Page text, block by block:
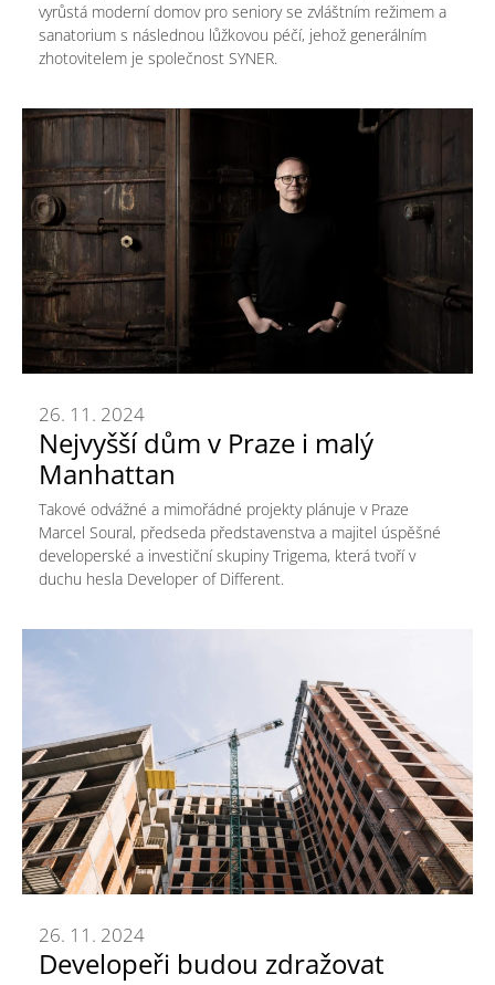
vyrůstá moderní domov pro seniory se zvláštním režimem a
sanatorium s následnou lůžkovou péčí, jehož generálním
zhotovitelem je společnost SYNER.
Nejvyšší dům v Praze i malý
Manhattan
26. 11. 2024
Takové odvážné a mimořádné projekty plánuje v Praze
Marcel Soural, předseda představenstva a majitel úspěšné
developerské a investiční skupiny Trigema, která tvoří v
duchu hesla Developer of Different.
Developeři budou zdražovat
26. 11. 2024